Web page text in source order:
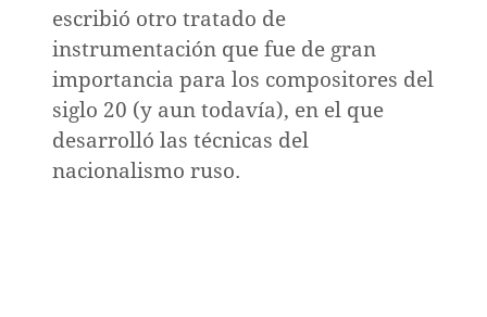
escribió otro tratado de
instrumentación que fue de gran
importancia para los compositores del
siglo 20 (y aun todavía), en el que
desarrolló las técnicas del
nacionalismo ruso.